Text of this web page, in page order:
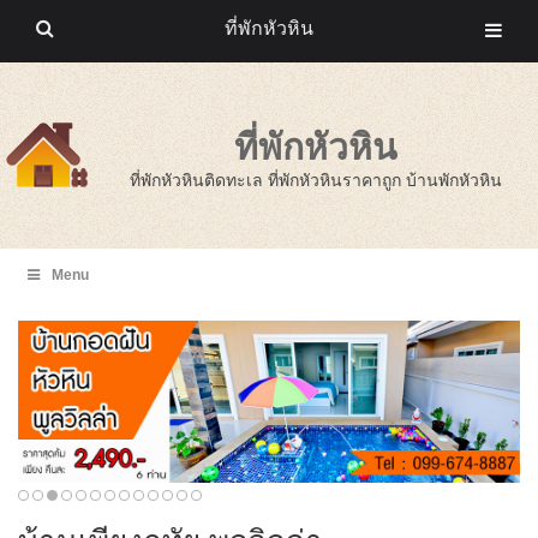
ที่พักหัวหิน
ที่พักหัวหินติดทะเล ที่พักหัวหินราคาถูก บ้านพักหัวหิน
Menu
ที่พักหัวหิน